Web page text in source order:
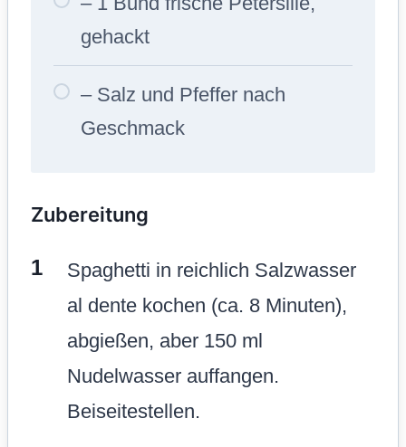
gehackt
– Salz und Pfeffer nach
Geschmack
Zubereitung
Spaghetti in reichlich Salzwasser
al dente kochen (ca. 8 Minuten),
abgießen, aber 150 ml
Nudelwasser auffangen.
Beiseitestellen.